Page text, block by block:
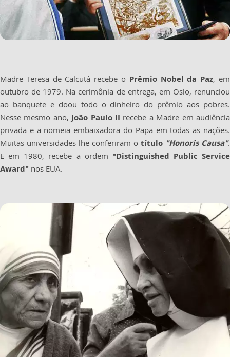
Madre Teresa de Calcutá recebe o Prêmio Nobel da Paz, em
outubro de 1979. Na cerimônia de entrega, em Oslo, renunciou
ao banquete e doou todo o dinheiro do prêmio aos pobres.
Nesse mesmo ano, João Paulo II recebe a Madre em audiência
privada e a nomeia embaixadora do Papa em todas as nações.
Muitas universidades lhe conferiram o título "Honoris Causa".
E em 1980, recebe a ordem "Distinguished Public Service
Award" nos EUA.